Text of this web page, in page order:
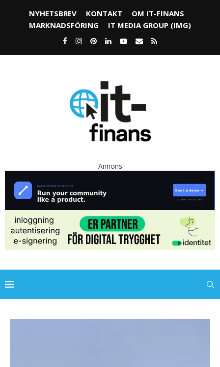
NYHETSBREV KONTAKT
OM IT-FINANS
MARKNADSFÖRING
IT MEDIA GROUP (IMG)
Annons